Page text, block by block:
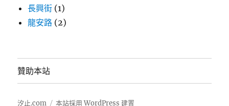
長興街 (1)
龍安路 (2)
贊助本站
汐止.com 本站採用 WordPress 建置